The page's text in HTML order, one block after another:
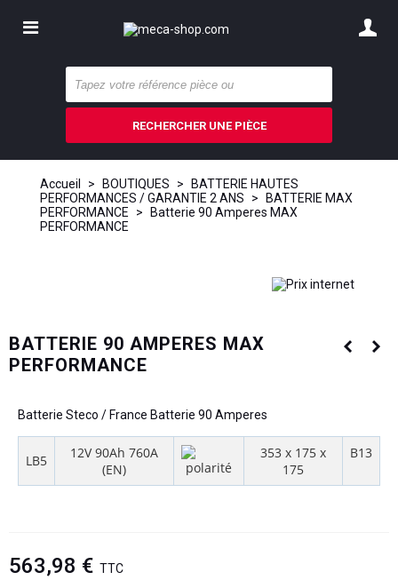
RECHERCHER UNE PIÈCE
Accueil > BOUTIQUES >
BATTERIE HAUTES
PERFORMANCES / GARANTIE 2 ANS
>
BATTERIE MAX
PERFORMANCE
>
Batterie 90 Amperes MAX
PERFORMANCE
BATTERIE 90 AMPERES MAX
PERFORMANCE
Batterie Steco / France Batterie 90 Amperes
LB5
12V 90Ah 760A
(EN)
353 x 175 x
175
B13
563,98 € TTC